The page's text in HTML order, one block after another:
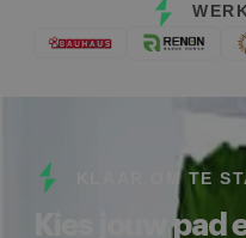
KLAAR OM TE
Kies jouw pad